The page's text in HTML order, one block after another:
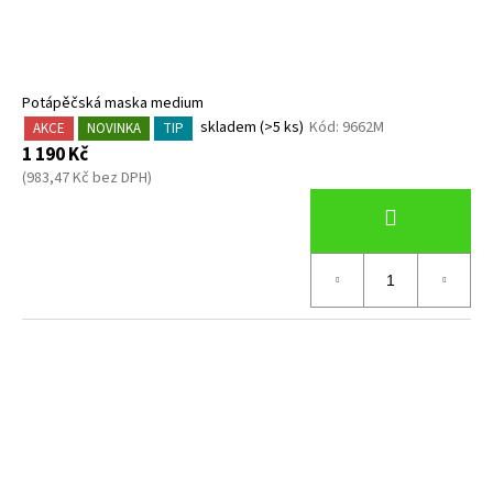
Potápěčská maska medium
AKCE NOVINKA TIP skladem (>5 ks) Kód: 9662M
1 190 Kč
(983,47 Kč bez DPH)